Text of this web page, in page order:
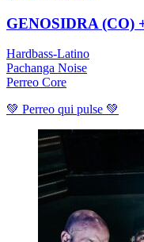
GENOSIDRA (CO)
Hardbass-Latino
Pachanga Noise
Perreo Core
💚 Perreo qui pulse 💚